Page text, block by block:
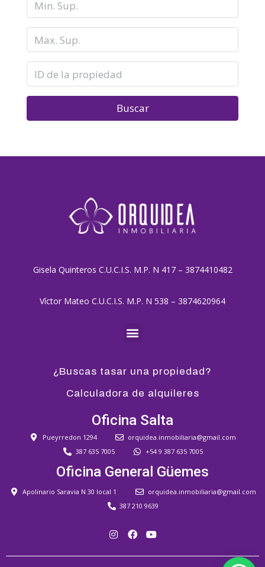
Buscar
Gisela Quinteros C.U.C.I.S. M.P. N 417 – 3874410482
Víctor Mateo C.U.C.I.S. M.P. N 538 – 3874620964
¿Buscas tasar una propiedad?
Calculadora de alquileres
Oficina Salta
Pueyrredon 1294
orquidea.inmobiliaria@gmail.com
387 635 7005
+54 9 387 635 7005
Oficina General Güemes
Apolinario Saravia N 30 local 1
orquidea.inmobiliaria@gmail.com
387 210 9639